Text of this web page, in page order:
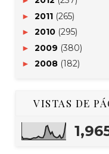
► 2011 (265)
► 2010 (295)
► 2009 (380)
► 2008 (182)
VISTAS DE